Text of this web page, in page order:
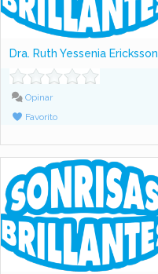
Dra. Ruth Yessenia Ericksson
Opinar
Favorito